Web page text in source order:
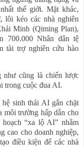
thế giới. Mặt khác,
lôi kéo các nhà nghiên
Minh (Qiming Plan),
700.000 Nhân dân tệ
tài trợ nghiên cứu hào
như cũng là chiến lược
trong cuộc đua AI.
sinh thái AI gắn chặt
môi trường hấp dẫn cho
“xa lộ AI” nhằm
cao cho doanh nghiệp,
điều kiện để các nhà